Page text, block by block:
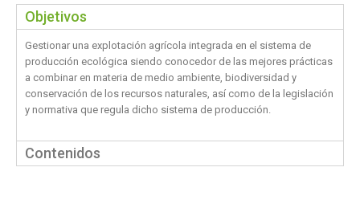
Objetivos
Gestionar una explotación agrícola integrada en el sistema de
producción ecológica siendo conocedor de las mejores prácticas
a combinar en materia de medio ambiente, biodiversidad y
conservación de los recursos naturales, así como de la legislación
y normativa que regula dicho sistema de producción.
Contenidos